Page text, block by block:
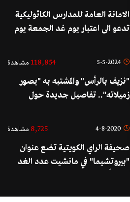
الامانة العامة للمدارس الكاثوليكية
تدعو الى اعتبار يوم غد الجمعة يوم
مدارسها في هذا النهار على كلّ
5-5-2024
118,854 مشاهدة
"نزيف بالرأس" والمشتبه به "يصور
زميلاته".. تفاصيل جديدة حول
4-8-2020
8,725 مشاهدة
صحيفة الراي الكويتية تضع عنوان
"بيروتشيما" في مانشيت عدد الغد